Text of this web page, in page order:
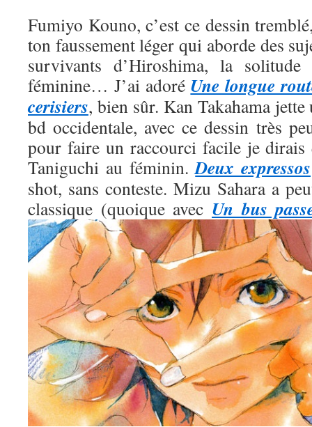
Fumiyo Kouno, c’est ce dessin
ton faussement léger qui aborde des
survivants d’Hiroshima, la
féminine… J’ai adoré Une longue
cerisiers, bien sûr. Kan Takahama
bd occidentale, avec ce dessin très
pour faire un raccourci facile je dirais
Taniguchi au féminin.Deux expressos
shot, sans conteste. Mizu Sahara a
classique (quoique avec Un bus